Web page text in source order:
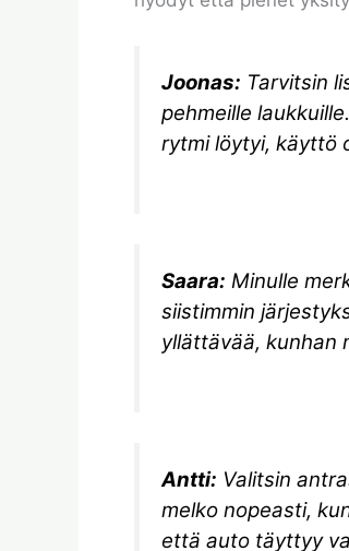
Joonas: Tarvitsin
pehmeille
rytmi löytyi, käyttö
Saara: Minulle
siistimmin
yllättävää, kunhan
Antti: Valitsin
melko nopeasti,
että auto täyttyy